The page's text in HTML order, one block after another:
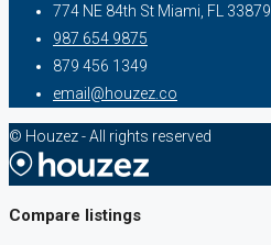
774 NE 84th St Miami, FL 33879
987 654 9875
879 456 1349
email@houzez.co
© Houzez - All rights reserved
Compare listings